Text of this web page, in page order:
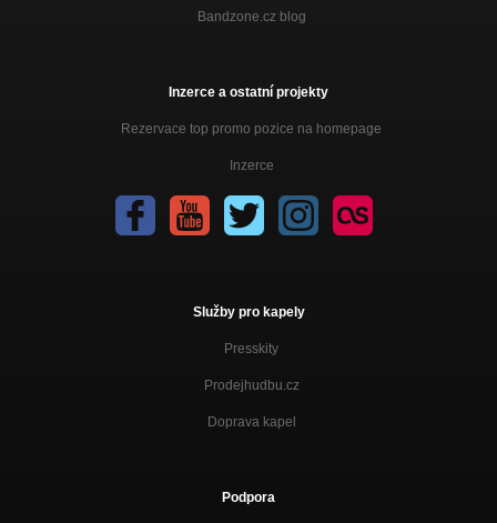
Bandzone.cz blog
Inzerce a ostatní projekty
Rezervace top promo pozice na homepage
Inzerce
Služby pro kapely
Presskity
Prodejhudbu.cz
Doprava kapel
Podpora